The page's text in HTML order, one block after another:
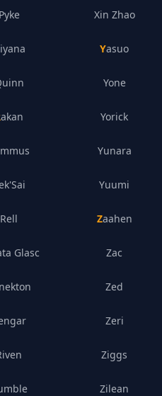
Pyke
Qiyana
Rakan
Rell
Glasc
Xin Zhao
Yasuo
Yone
Yorick
Yunara
Yuumi
Zaahen
Zac
Zed
Zeri
Ziggs
Zilean